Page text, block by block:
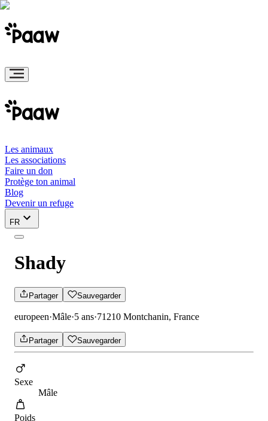
Les animaux
Les associations
Faire un don
Protège ton animal
Blog
Devenir un refuge
FR
Shady
Partager Sauvegarder
europeen·Mâle·5 ans·71210 Montchanin, France
Partager Sauvegarder
Sexe
Mâle
Poids